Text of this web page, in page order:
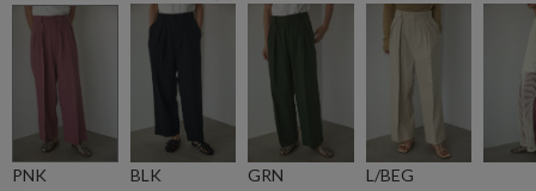
PNK BLK GRN L/BEG